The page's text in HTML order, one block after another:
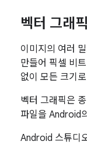
벡터 그래
이미지의 여러
만들어 픽셀 비
없이 모든 크기
벡터 그래픽은
파일을 Android의
Android 스튜디